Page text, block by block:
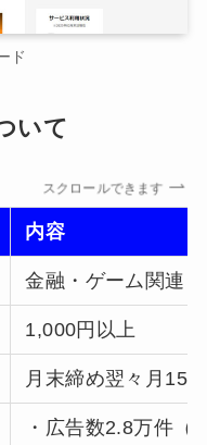
ド
いて
スクロールできます
内容
金融・ゲーム関連
1,000円以上
月末締め翌々月15
・広告数2.8万件（